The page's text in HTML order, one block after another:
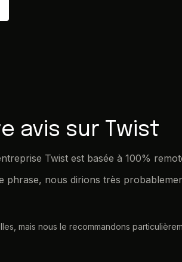
avis sur Twist
Twist est basée à 100%
phrase, nous dirions très
mais nous le recommandons